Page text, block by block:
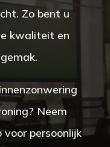
Zo bent u
kwaliteit en
Neem
persoonlijk